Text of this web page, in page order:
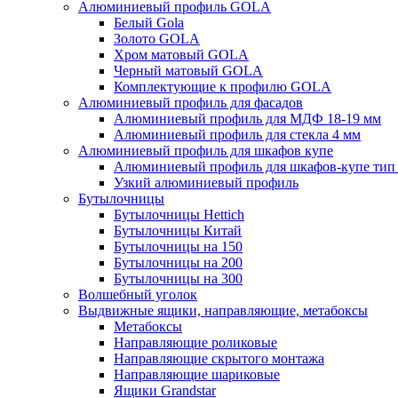
Алюминиевый профиль GOLA
Белый Gola
Золото GOLA
Хром матовый GOLA
Черный матовый GOLA
Комплектующие к профилю GOLA
Алюминиевый профиль для фасадов
Алюминиевый профиль для МДФ 18-19 мм
Алюминиевый профиль для стекла 4 мм
Алюминиевый профиль для шкафов купе
Алюминиевый профиль для шкафов-купе
Узкий алюминиевый профиль
Бутылочницы
Бутылочницы Hettich
Бутылочницы Китай
Бутылочницы на 150
Бутылочницы на 200
Бутылочницы на 300
Волшебный уголок
Выдвижные ящики, направляющие, метабоксы
Метабоксы
Направляющие роликовые
Направляющие скрытого монтажа
Направляющие шариковые
Ящики Grandstar